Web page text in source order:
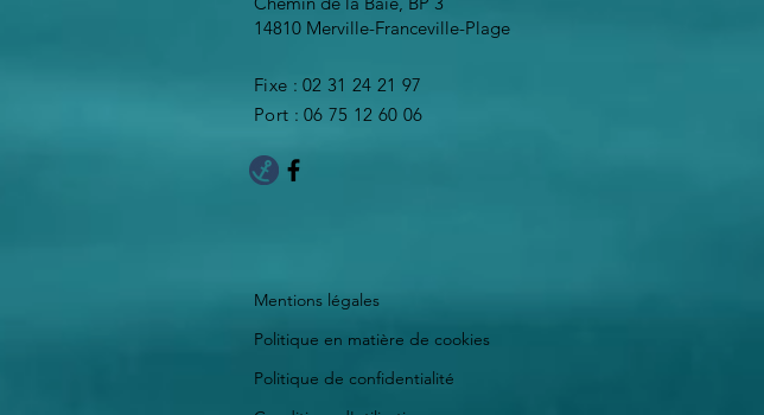
14810 Merville-Franceville-Plage
Fixe : 02 31 24 21 97
Port : 06 75 12 60 06
Mentions légales
Politique en matière de cookies
Politique de confidentialité